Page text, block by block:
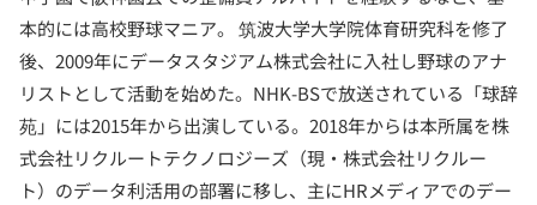
本的には高校野球マニア。 筑波大学大学院体育研究科を修了
後、2009年にデータスタジアム株式会社に入社し野球のアナ
リストとして活動を始めた。NHK-BSで放送されている「球辞
苑」には2015年から出演している。2018年からは本所属を株
式会社リクルートテクノロジーズ（現・株式会社リクルー
ト）のデータ利活用の部署に移し、主にHRメディアでのデー